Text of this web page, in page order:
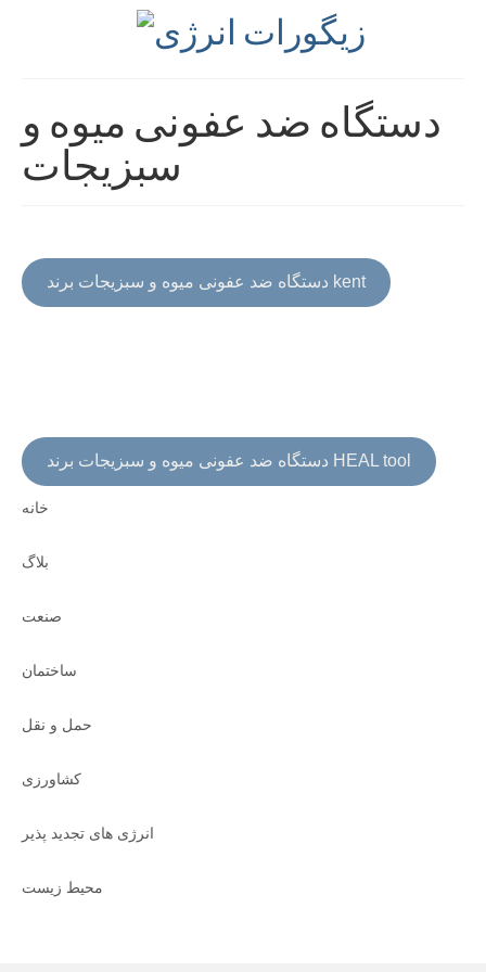
دستگاه ضد عفونی میوه و
سبزیجات
دستگاه ضد عفونی میوه و سبزیجات برند kent
دستگاه ضد عفونی میوه و سبزیجات برند HEAL tool
خانه
بلاگ
صنعت
ساختمان
حمل و نقل
کشاورزی
انرژی های تجدید پذیر
محیط زیست